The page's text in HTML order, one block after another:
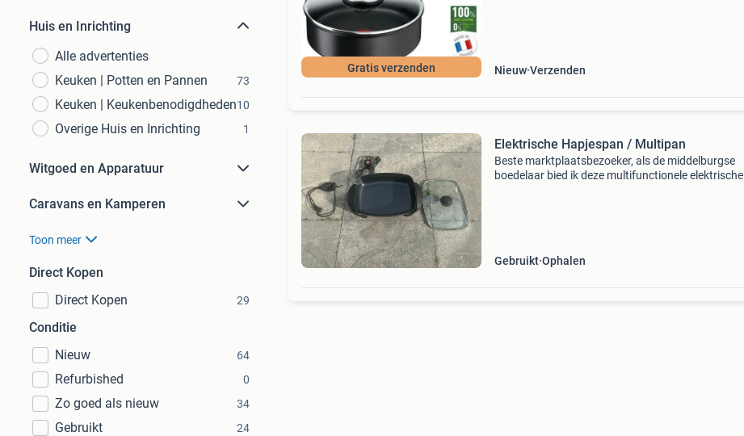
Huis en Inrichting
Alle advertenties
Keuken | Potten en Pannen
73
Keuken | Keukenbenodigdheden10
Overige Huis en Inrichting 1
Witgoed en Apparatuur
Caravans en Kamperen
Toon meer
Direct Kopen
Direct Kopen
29
Conditie
Nieuw
64
Refurbished 0
Zo goed als nieuw 34
Gebruikt 24
Gratis verzenden Nieuw Verzenden
Elektrische Hapjespan / Multipan
Beste marktplaatsbezoeker, als de middelburgse
boedelaar bied ik deze multifunctionele elektrische
Gebruikt Ophalen